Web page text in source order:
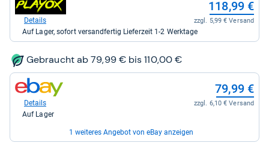
kaufen.
Office
Partner
GmbH
für
118,99
kaufen.
Shop:
playox.de
kaufen.
118,99 €
zzgl. 5,99 € Versand
Details
Auf Lager, sofort versandfertig Lieferzeit 1-2 Werktage
Gebraucht ab 79,99 € bis 110,00 €
zum
Shop:
eBay
kaufen.
79,99 €
zzgl. 6,10 € Versand
Details
Auf Lager
1 weiteres Angebot von eBay anzeigen